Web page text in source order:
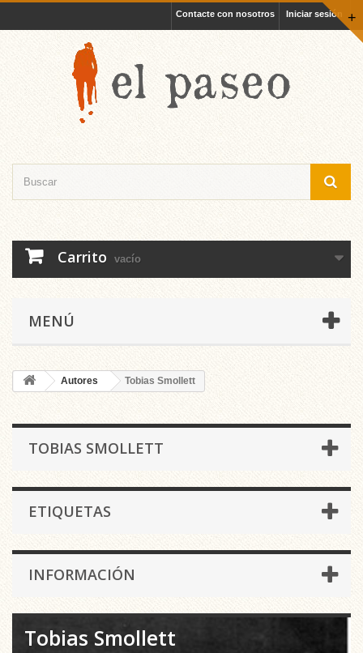
+
Iniciar sesión
Contacte con nosotros
Carrito vacío
MENÚ
Autores Tobias Smollett
TOBIAS SMOLLETT
ETIQUETAS
INFORMACIÓN
Tobias Smollett